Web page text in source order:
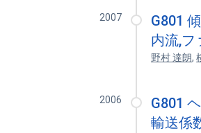
2007
G801
内流,フ
野村 達朗,
2006
G801
輸送係